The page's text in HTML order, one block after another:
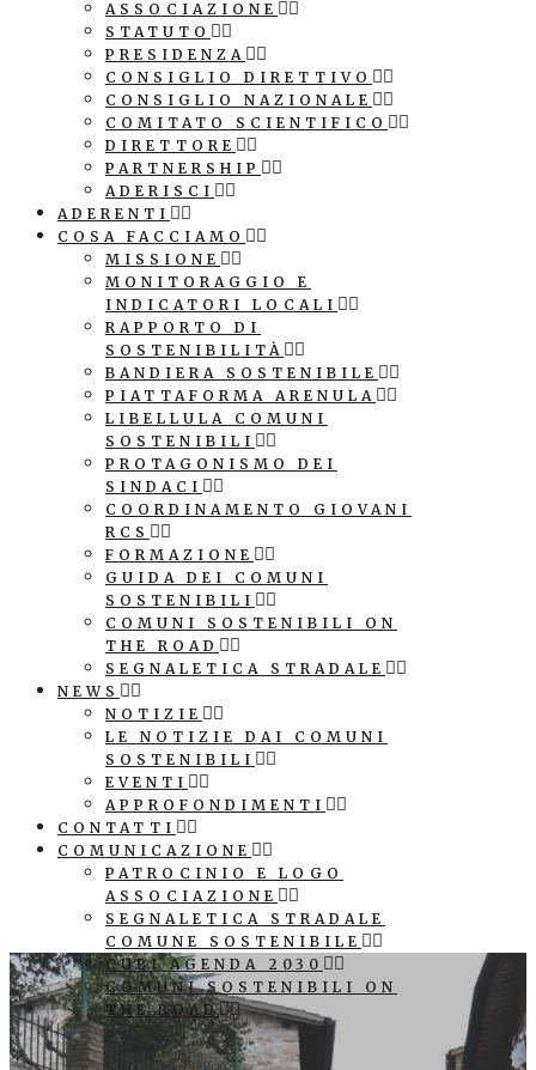
ASSOCIAZIONE
STATUTO
PRESIDENZA
CONSIGLIO DIRETTIVO
CONSIGLIO NAZIONALE
COMITATO SCIENTIFICO
DIRETTORE
PARTNERSHIP
ADERISCI
ADERENTI
COSA FACCIAMO
MISSIONE
MONITORAGGIO E
INDICATORI LOCALI
RAPPORTO DI
SOSTENIBILITÀ
BANDIERA SOSTENIBILE
PIATTAFORMA ARENULA
LIBELLULA COMUNI
SOSTENIBILI
PROTAGONISMO DEI
SINDACI
COORDINAMENTO GIOVANI
RCS
FORMAZIONE
GUIDA DEI COMUNI
SOSTENIBILI
COMUNI SOSTENIBILI ON
THE ROAD
SEGNALETICA STRADALE
NEWS
NOTIZIE
LE NOTIZIE DAI COMUNI
SOSTENIBILI
EVENTI
APPROFONDIMENTI
CONTATTI
COMUNICAZIONE
PATROCINIO E LOGO
ASSOCIAZIONE
SEGNALETICA STRADALE
COMUNE SOSTENIBILE
CUBI AGENDA 2030
COMUNI SOSTENIBILI ON
THE ROAD